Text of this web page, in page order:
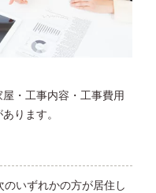
・工事内容・工事費用
ります。
いずれかの方が居住し